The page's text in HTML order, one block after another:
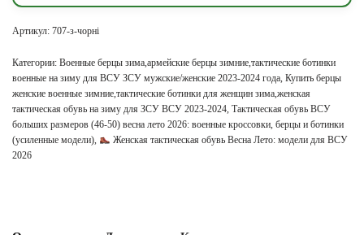
Артикул: 707-з-чорні
Категории: Военные берцы зима,армейские берцы зимние,тактические ботинки
военные на зиму для ВСУ ЗСУ мужские/женские 2023-2024 года, Купить берцы
женские военные зимние,тактические ботинки для женщин зима,женская
тактическая обувь на зиму для ЗСУ ВСУ 2023-2024, Тактическая обувь ВСУ
больших размеров (46-50) весна лето 2026: военные кроссовки, берцы и ботинки
(усиленные модели),
Женская тактическая обувь Весна Лето: модели для ВСУ
2026